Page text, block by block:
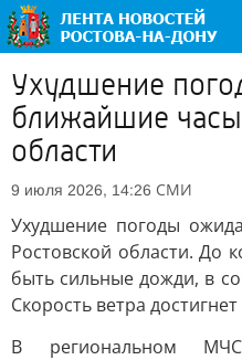
Ухудшение
ближайшие
области
9 июля 2026, 14:26 СМИ
Ухудшение погоды
Ростовской области. До
быть сильные дожди, в
Скорость ветра
В региональном